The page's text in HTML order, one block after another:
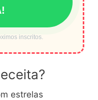
inscritos.
estrelas